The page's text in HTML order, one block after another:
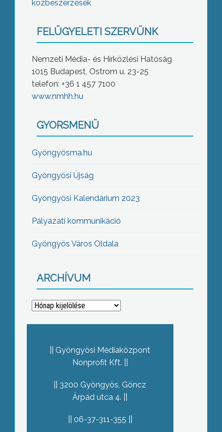
közbeszerzések
FELÜGYELETI SZERVÜNK
Nemzeti Média- és Hírközlési Hatóság
1015 Budapest, Ostrom u. 23-25
telefon: +36 1 457 7100
www.nmhh.hu
GYORSMENÜ
Gyöngyösma.hu
Gyöngyösi Újság
Gyöngyösi Kalendárium 2023
Pályázati kommunikáció
Gyöngyös Város Oldala
ARCHÍVUM
Archívum
Gyöngyösi Médiaközpont
Nonprofit Kft.
3200 Gyöngyös, Göncz
Árpád utca 4.
06-37-311-355